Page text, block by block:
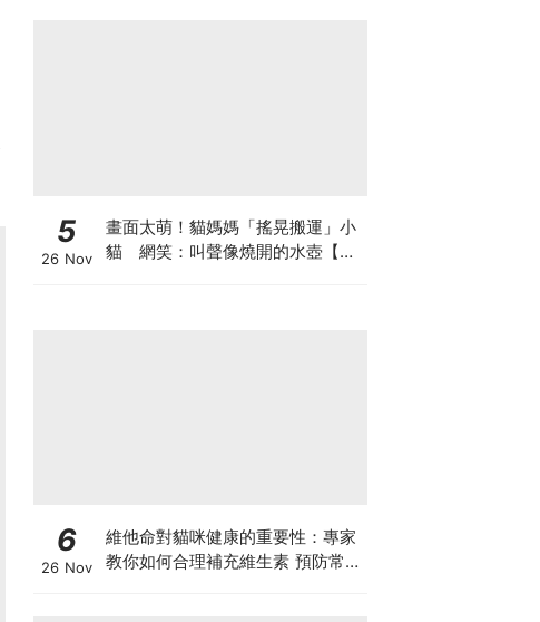
5
26 Nov
畫面太萌！貓媽媽「搖晃搬運」小
貓 網笑：叫聲像燒開的水壺【有
6
26 Nov
維他命對貓咪健康的重要性：專家
教你如何合理補充維生素 預防常見